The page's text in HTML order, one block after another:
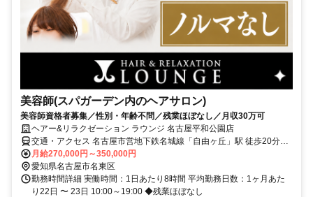
美容師(スパガーデン内のヘアサロン)
美容師資格者募集／性別・年齢不問／残業ほぼなし／月収30万可
ヘアー&リラクゼーション ラウンジ 名古屋平和公園店
交通・アクセス 名古屋市営地下鉄名城線「自由ヶ丘」駅 徒歩20分
「星ヶ丘」駅前/「栄」駅前より、施設運行の無料送迎バス
月給270,000円～350,000円
愛知県名古屋市名東区
勤務時間詳細 実働時間：1日あたり8時間 平均勤務日数：1ヶ月あた
り22日 〜 23日 10:00～19:00 ◆残業ほぼなし